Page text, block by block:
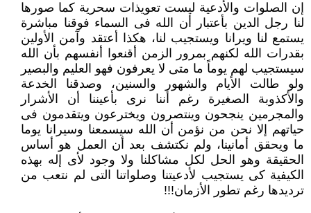
إن الصلوات والأدعية ليست تعويذات سحرية كما صورها
لنا رجل الدين بأعتبار أن الله فى السماء فوقنا مباشرة
يستمع لنا ويرانا ‏ويستجيب لنا، هكذا أعتقد وآمن الأولين
بقدرات الله لكنهم بمرور الزمن أقنعوا أنفسهم بأن الله
سيستجيب لهم يوماً ما متى لا يعرفون فهو ‏العليم والبصير
ولو طالت الأيام والشهور والسنين، وصدقنا الخدعة
والأكذوبة الصغيرة رغم أننا نرى بأعيننا أن الأشرار
والمجرمين ‏ينجحون وينتصرون ويخترعون ويتقدمون فى
حياتهم إلا نحن من نؤمن أن الله سيسمعنا وسيرانا يوما
ما ويحقق أمانينا، ولم نكتشف بعد ‏أن العمل هو أساس
الحقيقة وهو الحل لكل مشاكلنا ولا وجود لأى إله بهذه
الكيفية كى يستجيب لأدعيتنا وصلواتنا التى لم نتعب من
‏ترديدها رغم تطور الأزمان!!!‏